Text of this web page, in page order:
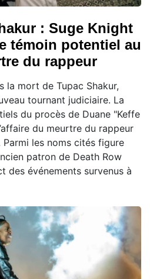
: Suge Knight
témoin potentiel au
du rappeur
la mort de Tupac Shakur,
tournant judiciaire. La
du procès de Duane "Keffe
du meurtre du rappeur
les noms cités figure
patron de Death Row
des événements survenus à